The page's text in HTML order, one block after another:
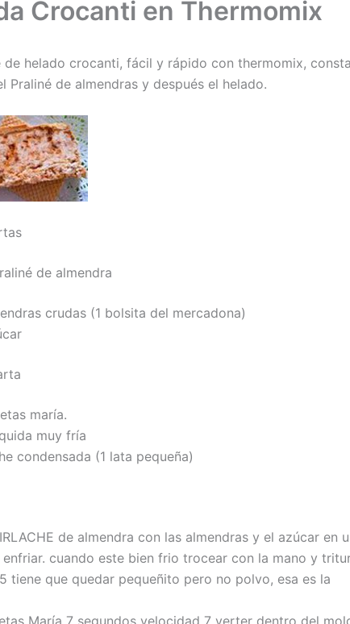
Crocanti en Thermomix
de helado crocanti, fácil y rápido con thermomix,
Praliné de almendras y después el helado.
de almendra
crudas (1 bolsita del mercadona)
maría.
muy fría
condensada (1 lata pequeña)
de almendra con las almendras y el azúcar en
enfriar. cuando este bien frio trocear con la mano y
tiene que quedar pequeñito pero no polvo, esa es la